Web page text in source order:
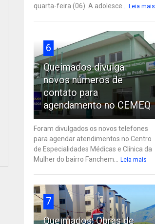
quarta-feira (06). A adolesce...
Leia mais
6
Queimados divulga
novos números de
contato para
agendamento no CEMEQ
Foram divulgados os novos telefones
para agendar atendimentos no Centro
de Especialidades Médicas e Clínica da
Mulher do bairro Fanchem...
Leia mais
7
Queimados: Obras de